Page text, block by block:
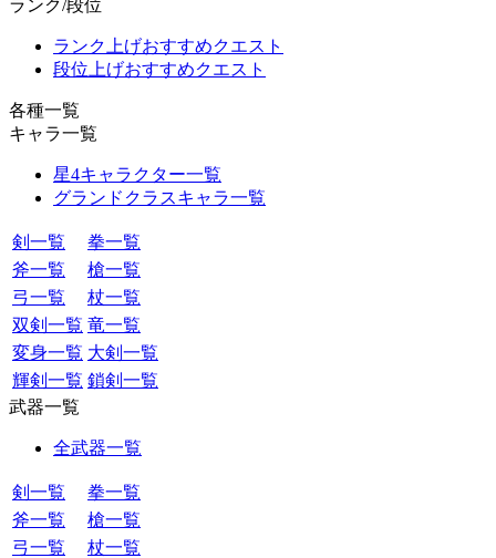
ランク/段位
ランク上げおすすめクエスト
段位上げおすすめクエスト
各種一覧
キャラ一覧
星4キャラクター一覧
グランドクラスキャラ一覧
剣一覧
拳一覧
斧一覧
槍一覧
弓一覧
杖一覧
双剣一覧 竜一覧
変身一覧 大剣一覧
輝剣一覧 鎖剣一覧
武器一覧
全武器一覧
剣一覧
拳一覧
斧一覧
槍一覧
弓一覧
杖一覧